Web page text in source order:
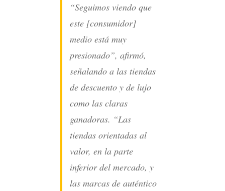
“Seguimos viendo que
este [consumidor]
medio está muy
presionado”, afirmó,
señalando a las tiendas
de descuento y de lujo
como las claras
ganadoras. “Las
tiendas orientadas al
valor, en la parte
inferior del mercado, y
las marcas de auténtico